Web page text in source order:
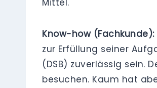
Mittel.
Know-how (Fachkunde):
zur Erfüllung seiner
(DSB) zuverlässig sein.
besuchen. Kaum hat